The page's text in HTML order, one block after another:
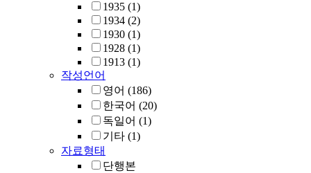
1935 (1)
1934 (2)
1930 (1)
1928 (1)
1913 (1)
작성언어
영어 (186)
한국어 (20)
독일어 (1)
기타 (1)
자료형태
단행본